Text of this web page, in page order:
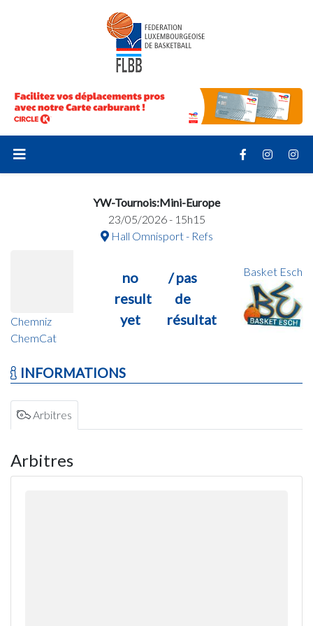
YW-Tournois:Mini-Europe
23/05/2026 - 15h15
Hall Omnisport - Refs
Chemniz
ChemCat
no
result
yet
/ pas
de
résultat
Basket Esch
INFORMATIONS
Arbitres
Arbitres